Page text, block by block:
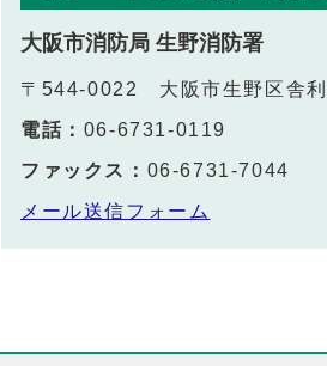
大阪市消防局 生野消防署
〒544-0022 大阪市生野区舎
電話： 06-6731-0119
ファックス： 06-6731-7044
メール送信フォーム